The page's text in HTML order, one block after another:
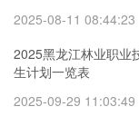
2025-08-11 08:44:23
2025黑龙江林业职业
生计划一览表
2025-09-29 11:03:49